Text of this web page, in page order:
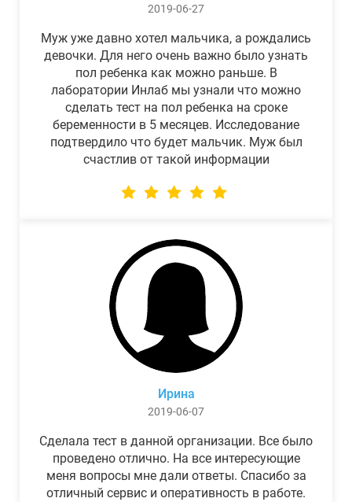
2019-06-27
Муж уже давно хотел мальчика, а рождались
девочки. Для него очень важно было узнать
пол ребенка как можно раньше. В
лаборатории Инлаб мы узнали что можно
сделать тест на пол ребенка на сроке
беременности в 5 месяцев. Исследование
подтвердило что будет мальчик. Муж был
счастлив от такой информации
Ирина
2019-06-07
Сделала тест в данной организации. Все было
проведено отлично. На все интересующие
меня вопросы мне дали ответы. Спасибо за
отличный сервис и оперативность в работе.